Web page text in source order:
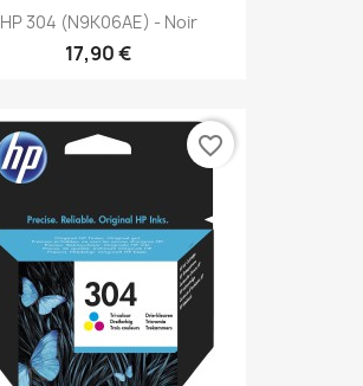
HP 304 (N9K06AE) - Noir
17,90 €
favorite_border